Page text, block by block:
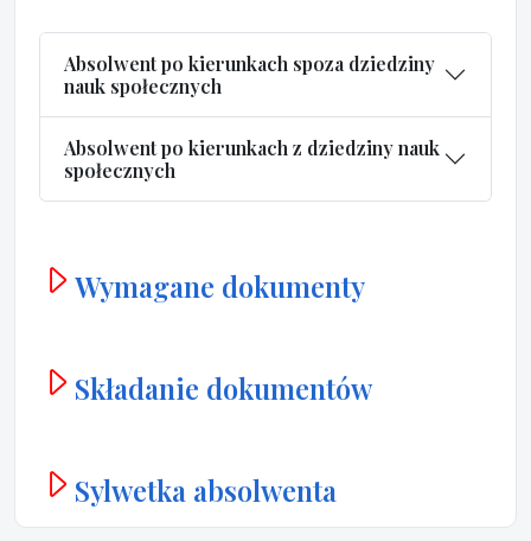
Absolwent po kierunkach spoza dziedziny
nauk społecznych
Absolwent po kierunkach z dziedziny nauk
społecznych
Wymagane dokumenty
Składanie dokumentów
Sylwetka absolwenta